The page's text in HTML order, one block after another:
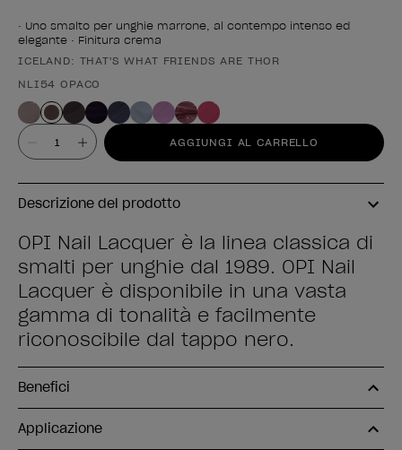
• Uno smalto per unghie marrone, al contempo intenso ed
elegante • Finitura crema
Forma del prodotto
ICELAND: THAT'S WHAT FRIENDS ARE THOR
NLI54 OPACO
Valore AGGIUNGI AL CARRELLO
Descrizione del prodotto
OPI Nail Lacquer è la linea classica di
smalti per unghie dal 1989. OPI Nail
Lacquer è disponibile in una vasta
gamma di tonalità e facilmente
riconoscibile dal tappo nero.
Benefici
Applicazione